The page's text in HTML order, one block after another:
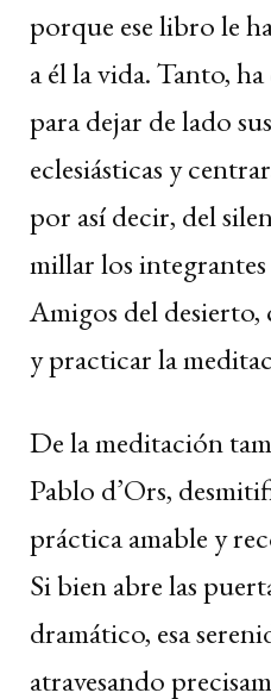
porque ese libro le
a él la vida. Tanto,
para dejar de lado
eclesiásticas y
por así decir, del
millar los
Amigos del
y practicar la
De la meditación
Pablo d’Ors,
práctica amable y
Si bien abre las
dramático, esa
atravesando